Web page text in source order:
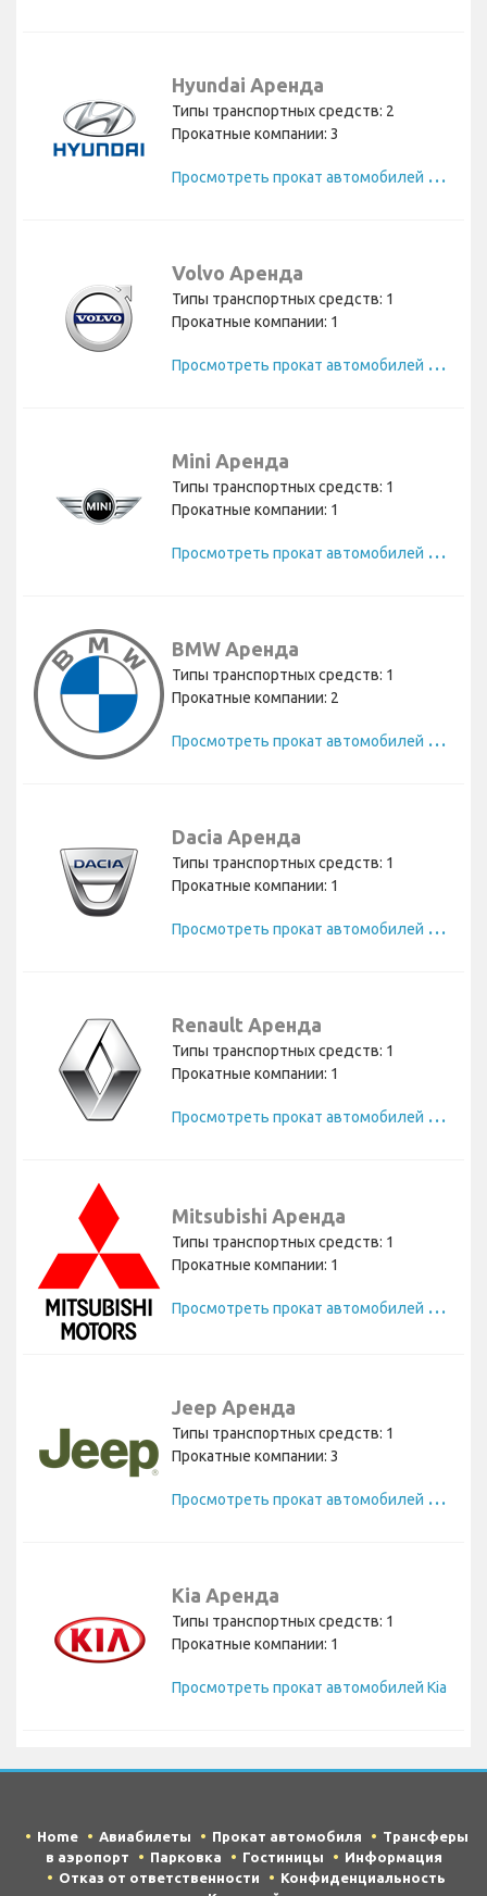
Hyundai Аренда
Типы транспортных средств: 2
Прокатные компании: 3
П
росмотреть прокат автомобилей Hyundai
Volvo Аренда
Типы транспортных средств: 1
Прокатные компании: 1
П
росмотреть прокат автомобилей Volvo
Mini Аренда
Типы транспортных средств: 1
Прокатные компании: 1
П
росмотреть прокат автомобилей Mini
BMW Аренда
Типы транспортных средств: 1
Прокатные компании: 2
П
росмотреть прокат автомобилей BMW
Dacia Аренда
Типы транспортных средств: 1
Прокатные компании: 1
П
росмотреть прокат автомобилей Dacia
Renault Аренда
Типы транспортных средств: 1
Прокатные компании: 1
П
росмотреть прокат автомобилей Renault
Mitsubishi Аренда
Типы транспортных средств: 1
Прокатные компании: 1
П
росмотреть прокат автомобилей Mitsubishi
Jeep Аренда
Типы транспортных средств: 1
Прокатные компании: 3
П
росмотреть прокат автомобилей Jeep
Kia Аренда
Типы транспортных средств: 1
Прокатные компании: 1
Просмотреть прокат автомобилей Kia
Home Авиабилеты Прокат автомобиля
Трансферы
в аэропорт
Парковка Гостиницы
Информация
Отказ от ответственности
Конфиденциальность